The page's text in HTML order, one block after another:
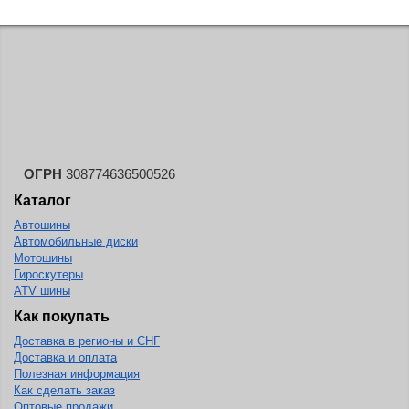
Lorenso
NZ
O.Z. Racing
Race Ready
Rapid
Replay
Rial
Roner
RW Wheels
ОГРН 308774636500526
Каталог
Автошины
Автомобильные диски
Мотошины
Гироскутеры
ATV шины
Как покупать
Доставка в регионы и СНГ
Доставка и оплата
Полезная информация
Как сделать заказ